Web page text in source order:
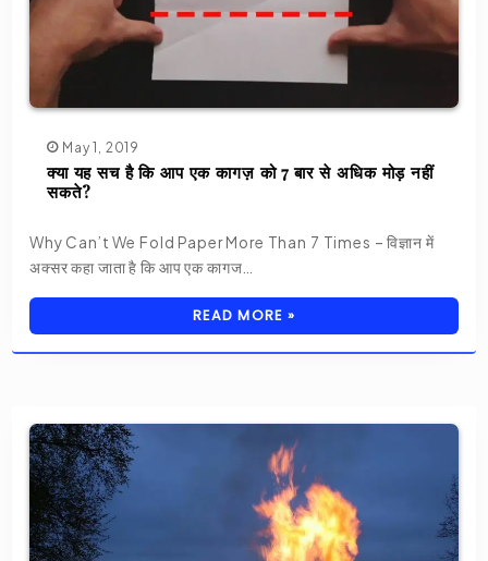
May 1, 2019
क्या यह सच है कि आप एक कागज़ को 7 बार से अधिक मोड़ नहीं
सकते?
Why Can’t We Fold Paper More Than 7 Times – विज्ञान में
अक्सर कहा जाता है कि आप एक कागज…
READ MORE »